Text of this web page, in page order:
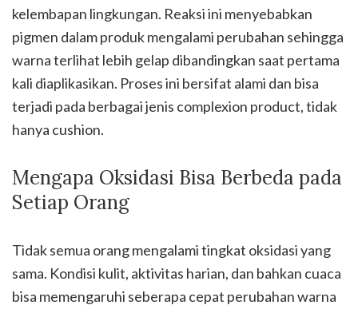
kelembapan lingkungan. Reaksi ini menyebabkan
pigmen dalam produk mengalami perubahan sehingga
warna terlihat lebih gelap dibandingkan saat pertama
kali diaplikasikan. Proses ini bersifat alami dan bisa
terjadi pada berbagai jenis complexion product, tidak
hanya cushion.
Mengapa Oksidasi Bisa Berbeda pada
Setiap Orang
Tidak semua orang mengalami tingkat oksidasi yang
sama. Kondisi kulit, aktivitas harian, dan bahkan cuaca
bisa memengaruhi seberapa cepat perubahan warna